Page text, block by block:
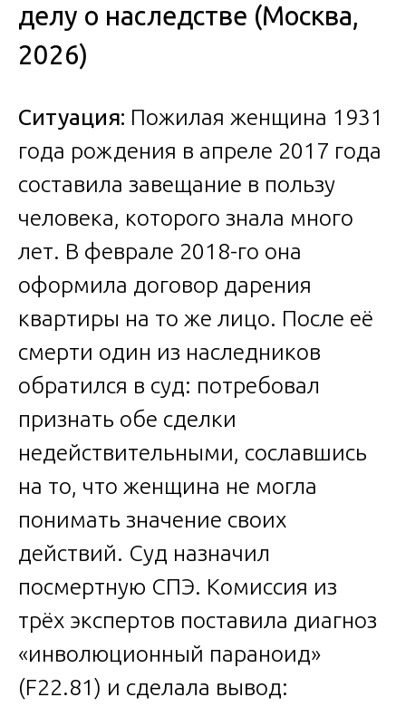
делу о наследстве (Москва,
2026)
Ситуация: Пожилая женщина 1931
года рождения в апреле 2017 года
составила завещание в пользу
человека, которого знала много
лет. В феврале 2018-го она
оформила договор дарения
квартиры на то же лицо. После её
смерти один из наследников
обратился в суд: потребовал
признать обе сделки
недействительными, сославшись
на то, что женщина не могла
понимать значение своих
действий. Суд назначил
посмертную СПЭ. Комиссия из
трёх экспертов поставила диагноз
«инволюционный параноид»
(F22.81) и сделала вывод: